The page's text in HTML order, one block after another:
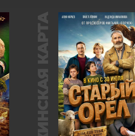
ПУШКИНСКАЯ КАРТА